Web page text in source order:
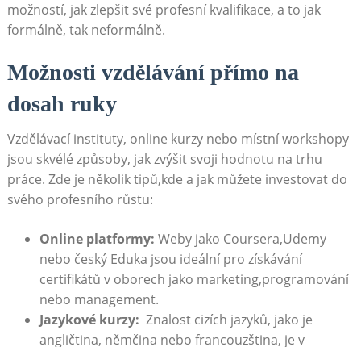
možností, jak zlepšit své profesní kvalifikace, ⁤a to jak
formálně, tak neformálně.
Možnosti vzdělávání přímo​ na
dosah ruky
Vzdělávací instituty, online kurzy nebo místní workshopy
jsou skvélé ‍způsoby, jak zvýšit svoji hodnotu na trhu
práce. Zde ‍je několik tipů,kde a jak můžete investovat do
svého profesního ⁣růstu:
Online platformy: Weby jako Coursera,Udemy
nebo český Eduka jsou ideální pro získávání
certifikátů v oborech jako ‌marketing,programování
nebo management.
Jazykové kurzy: ⁤ Znalost cizích jazyků, jako je
angličtina, němčina⁤ nebo francouzština, ⁤je v